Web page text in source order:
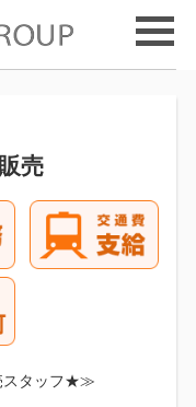
売
スタッフ★≫